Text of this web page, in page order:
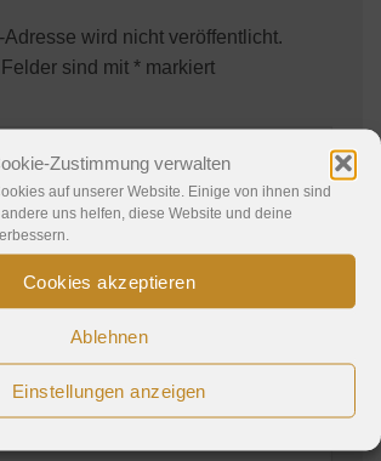
Zustimmung verwalten
auf unserer Website. Einige von ihnen sind
uns helfen, diese Website und deine
Cookies akzeptieren
Ablehnen
Einstellungen anzeigen
wird nicht veröffentlicht.
sind mit * markiert